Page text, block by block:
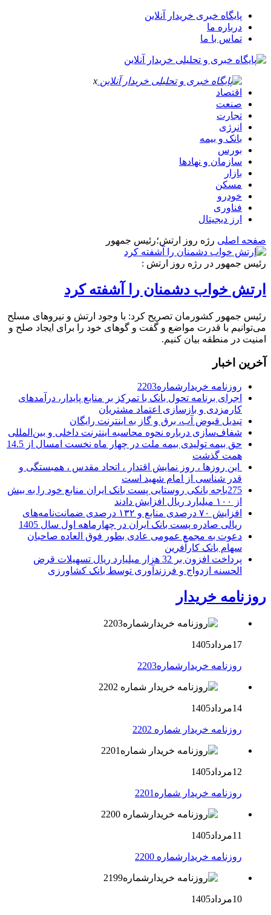
پایگاه خبری خریدار آنلاین
درباره ما
تماس با ما
x
اقتصاد
صنعت
تجارت
انرژی
بانک و بیمه
بورس
سازمان و نهادها
بازار
مسکن
خودرو
فناوری
ارز دیجیتال
صفحه اصلی رژه روز ارتش؛رئیس جمهور
رئیس جمهور در رژه روز ارتش :
ارتش خواب دشمنان را آشفته کرد
رئیس جمهور کشورمان تصریح کرد: با وجود ارتش و نیروهای مسلح
می‌توانیم با قدرت مواضع و گفت و گوهای خود را برای ایجاد صلح و
امنیت در منطقه بیان کنیم.
آخرین اخبار
روزنامه خریدارشماره2203
اجرای برنامه تحول بانک با تمرکز بر منابع پایدار، درآمدهای
کارمزدی و بازسازی اعتماد مشتریان
تبدیل قبوض آب، برق و گاز به اینترنت رایگان
شفاف‌سازی درباره نحوه محاسبه اینترنت داخلی و بین‌المللی
حق بیمه تولیدی بیمه ملت در چهار ماه نخست امسال از 14.5
همت گذشت
این روزها ، روز نمایش اقتدار ، اتحاد مقدس ، همبستگی و
قدر شناسی از امام شهید است
275باجه بانکی روستایی پست بانک ایران منابع خود را به بیش
از ۱۰۰ میلیارد ریال افزایش دادند
افزایش ۷۰ درصدی منابع و ۱۳۲ درصدی ضمانت‌نامه‌های
ریالی صادره پست بانک ایران در چهارماهه اول سال 1405
دعوت به مجمع عمومی عادی بطور فوق العاده صاحبان
سهام بانک کارآفرین
پرداخت افزون بر 32 هزار میلیارد ریال تسهیلات قرض
الحسنه ازدواج و فرزندآوری توسط بانک کشاورزی
روزنامه خریدار
17مرداد1405
روزنامه خریدارشماره2203
14مرداد1405
روزنامه خریدار شماره 2202
12مرداد1405
روزنامه خریدار شماره2201
11مرداد1405
روزنامه خریدارشماره 2200
10مرداد1405